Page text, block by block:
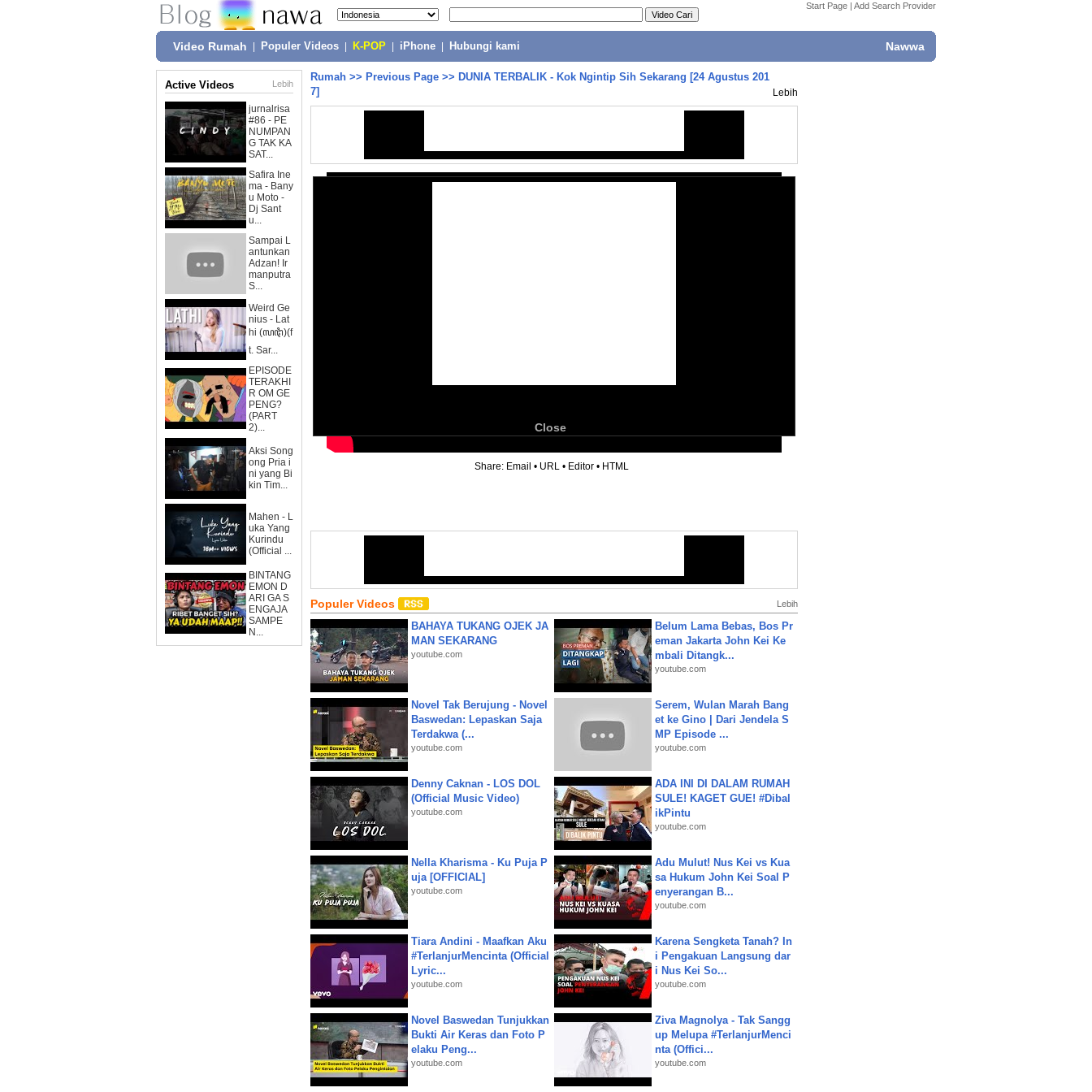
Start Page | Add Search Provider
Video Rumah Populer Videos K-POP iPhone Hubungi kami Nawwa
Active Videos Lebih
jurnalrisa
#86 - PE
NUMPAN
G TAK KA
SAT...
Safira Ine
ma - Bany
u Moto -
Dj Sant
u...
Sampai L
antunkan
Adzan! Ir
manputra
S...
Weird Ge
nius - Lat
hi (ꦭꦛꦶ)(f
t. Sar...
EPISODE
TERAKHI
R OM GE
PENG?
(PART
2)...
Aksi Song
ong Pria i
ni yang Bi
kin Tim...
Mahen - L
uka Yang
Kurindu
(Official ...
BINTANG
EMON D
ARI GA S
ENGAJA
SAMPE
N...
Rumah >> Previous Page >> DUNIA TERBALIK - Kok Ngintip Sih Sekarang [24 Agustus 201
7]
Lebih
Close
Share: Email • URL • Editor • HTML
Populer Videos Lebih
BAHAYA TUKANG OJEK JA
MAN SEKARANG
youtube.com
Belum Lama Bebas, Bos Pr
eman Jakarta John Kei Ke
mbali Ditangk...
youtube.com
Novel Tak Berujung - Novel
Baswedan: Lepaskan Saja
Terdakwa (...
youtube.com
Serem, Wulan Marah Bang
et ke Gino | Dari Jendela S
MP Episode ...
youtube.com
Denny Caknan - LOS DOL
(Official Music Video)
youtube.com
ADA INI DI DALAM RUMAH
SULE! KAGET GUE! #Dibal
ikPintu
youtube.com
Nella Kharisma - Ku Puja P
uja [OFFICIAL]
youtube.com
Adu Mulut! Nus Kei vs Kua
sa Hukum John Kei Soal P
enyerangan B...
youtube.com
Tiara Andini - Maafkan Aku
#TerlanjurMencinta (Official
Lyric...
youtube.com
Karena Sengketa Tanah? In
i Pengakuan Langsung dar
i Nus Kei So...
youtube.com
Novel Baswedan Tunjukkan
Bukti Air Keras dan Foto P
elaku Peng...
youtube.com
Ziva Magnolya - Tak Sangg
up Melupa #TerlanjurMenci
nta (Offici...
youtube.com